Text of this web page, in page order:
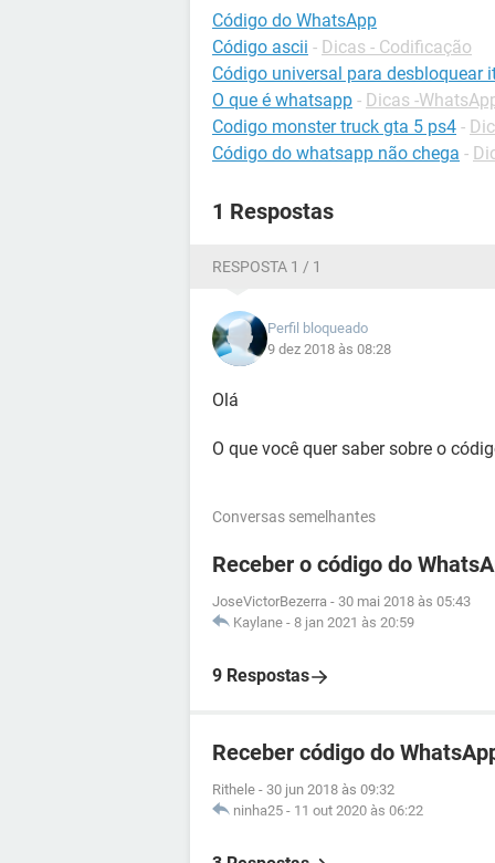
Código do WhatsApp
Código ascii - Dicas - Codificação
Código universal para desbloquear
O que é whatsapp - Dicas -
Codigo monster truck gta 5 ps4 -
Código do whatsapp não chega -
1 Respostas
RESPOSTA 1 / 1
Perfil bloqueado
9 dez 2018 às 08:28
Olá
O que você quer saber sobre o
Conversas semelhantes
Receber o código do
JoseVictorBezerra - 30 mai 2018 às 05:43
Kaylane - 8 jan 2021 às 20:59
9 Respostas
Receber código do
Rithele - 30 jun 2018 às 09:32
ninha25 - 11 out 2020 às 06:22